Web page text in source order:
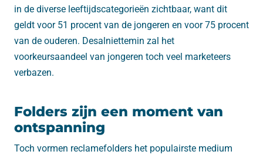
in de diverse leeftijdscategorieën zichtbaar, want dit
geldt voor 51 procent van de jongeren en voor 75 procent
van de ouderen. Desalniettemin zal het
voorkeursaandeel van jongeren toch veel marketeers
verbazen.
Folders zijn een moment van
ontspanning
Toch vormen reclamefolders het populairste medium